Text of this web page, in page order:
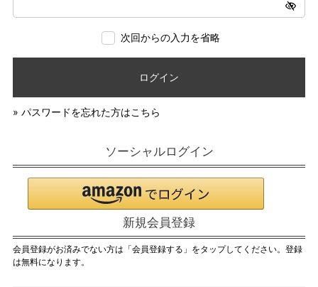
次回からの入力を省略
ログイン
» パスワードを忘れた方はこちら
ソーシャルログイン
新規会員登録
会員登録がお済みでない方は「会員登録する」をタップしてください。登録
は無料になります。